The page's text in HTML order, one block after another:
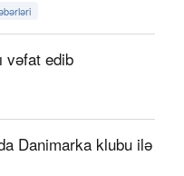
vəfat edib
Danimarka klubu ilə